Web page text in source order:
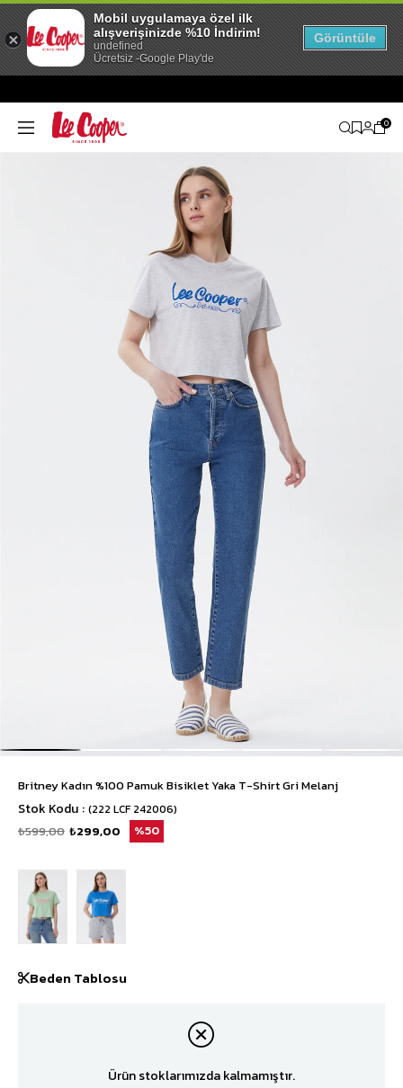
0
Britney Kadın %100 Pamuk Bisiklet Yaka T-Shirt Gri Melanj
Stok Kodu (222 LCF 242006)
₺599,00 ₺299,00 50
Beden Tablosu
Ürün stoklarımızda kalmamıştır.
Mobil uygulamaya özel ilk
alışverişinizde %10 İndirim!
undefined
Ücretsiz -Google Play'de
Görüntüle